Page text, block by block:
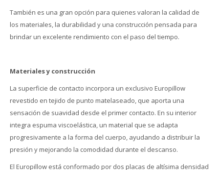
También es una gran opción para quienes valoran la calidad de
los materiales, la durabilidad y una construcción pensada para
brindar un excelente rendimiento con el paso del tiempo.
Materiales y construcción
La superficie de contacto incorpora un exclusivo Europillow
revestido en tejido de punto matelaseado, que aporta una
sensación de suavidad desde el primer contacto. En su interior
integra espuma viscoelástica, un material que se adapta
progresivamente a la forma del cuerpo, ayudando a distribuir la
presión y mejorando la comodidad durante el descanso.
El Europillow está conformado por dos placas de altísima densidad